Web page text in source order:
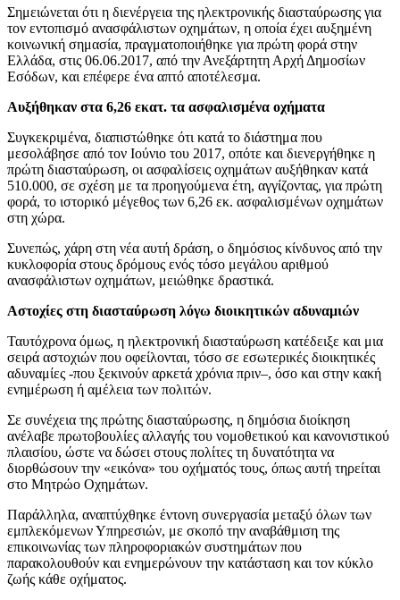
Σημειώνεται ότι η διενέργεια της ηλεκτρονικής διασταύρωσης για
τον εντοπισμό ανασφάλιστων οχημάτων, η οποία έχει αυξημένη
κοινωνική σημασία, πραγματοποιήθηκε για πρώτη φορά στην
Ελλάδα, στις 06.06.2017, από την Ανεξάρτητη Αρχή Δημοσίων
Εσόδων, και επέφερε ένα απτό αποτέλεσμα.
Αυξήθηκαν στα 6,26 εκατ. τα ασφαλισμένα οχήματα
Συγκεκριμένα, διαπιστώθηκε ότι κατά το διάστημα που
μεσολάβησε από τον Ιούνιο του 2017, οπότε και διενεργήθηκε η
πρώτη διασταύρωση, οι ασφαλίσεις οχημάτων αυξήθηκαν κατά
510.000, σε σχέση με τα προηγούμενα έτη, αγγίζοντας, για πρώτη
φορά, το ιστορικό μέγεθος των 6,26 εκ. ασφαλισμένων οχημάτων
στη χώρα.
Συνεπώς, χάρη στη νέα αυτή δράση, ο δημόσιος κίνδυνος από την
κυκλοφορία στους δρόμους ενός τόσο μεγάλου αριθμού
ανασφάλιστων οχημάτων, μειώθηκε δραστικά.
Αστοχίες στη διασταύρωση λόγω διοικητικών αδυναμιών
Ταυτόχρονα όμως, η ηλεκτρονική διασταύρωση κατέδειξε και μια
σειρά αστοχιών που οφείλονται, τόσο σε εσωτερικές διοικητικές
αδυναμίες -που ξεκινούν αρκετά χρόνια πριν–, όσο και στην κακή
ενημέρωση ή αμέλεια των πολιτών.
Σε συνέχεια της πρώτης διασταύρωσης, η δημόσια διοίκηση
ανέλαβε πρωτοβουλίες αλλαγής του νομοθετικού και κανονιστικού
πλαισίου, ώστε να δώσει στους πολίτες τη δυνατότητα να
διορθώσουν την «εικόνα» του οχήματός τους, όπως αυτή τηρείται
στο Μητρώο Οχημάτων.
Παράλληλα, αναπτύχθηκε έντονη συνεργασία μεταξύ όλων των
εμπλεκόμενων Υπηρεσιών, με σκοπό την αναβάθμιση της
επικοινωνίας των πληροφοριακών συστημάτων που
παρακολουθούν και ενημερώνουν την κατάσταση και τον κύκλο
ζωής κάθε οχήματος.